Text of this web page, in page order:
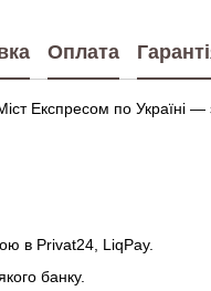
Оплата
Експресом по Україні
в Privat24, LiqPay.
банку.